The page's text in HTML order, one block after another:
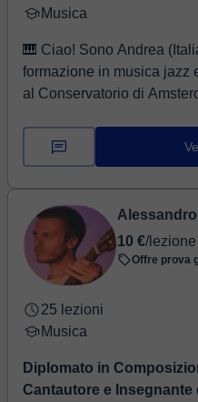
Musica
🎹 Ciao! Sono Andrea (Italia, nato nel 1982). Ho ricevuto
formazione in musica jazz
al Conservatorio di
Alessandro
10 €/lezione
Offre prova
25 lezioni
Musica
Diplomato in
Cantautore e Insegnante